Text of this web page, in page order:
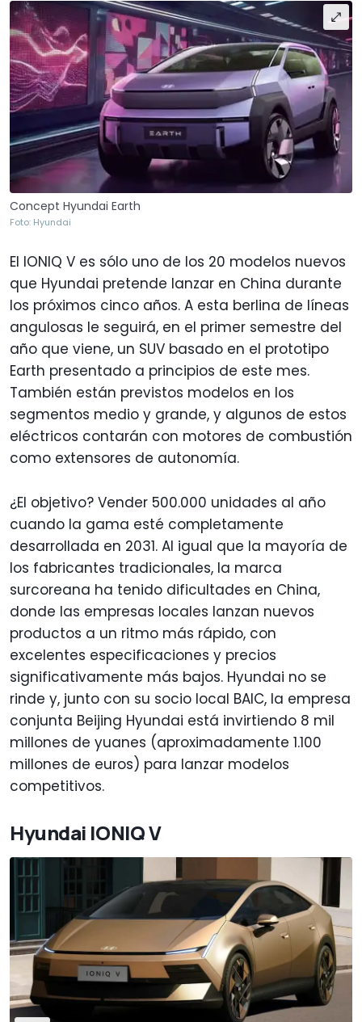
Concept Hyundai Earth
Foto: Hyundai
El IONIQ V es sólo uno de los 20 modelos nuevos
que Hyundai pretende lanzar en China durante
los próximos cinco años. A esta berlina de líneas
angulosas le seguirá, en el primer semestre del
año que viene, un SUV basado en el prototipo
Earth presentado a principios de este mes.
También están previstos modelos en los
segmentos medio y grande, y algunos de estos
eléctricos contarán con motores de combustión
como extensores de autonomía.
¿El objetivo? Vender 500.000 unidades al año
cuando la gama esté completamente
desarrollada en 2031. Al igual que la mayoría de
los fabricantes tradicionales, la marca
surcoreana ha tenido dificultades en China,
donde las empresas locales lanzan nuevos
productos a un ritmo más rápido, con
excelentes especificaciones y precios
significativamente más bajos. Hyundai no se
rinde y, junto con su socio local BAIC, la empresa
conjunta Beijing Hyundai está invirtiendo 8 mil
millones de yuanes (aproximadamente 1.100
millones de euros) para lanzar modelos
competitivos.
Hyundai IONIQ V